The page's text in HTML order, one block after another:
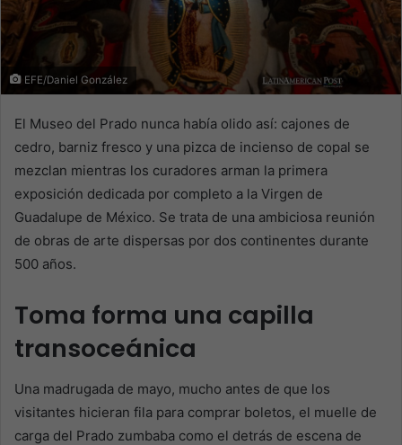
EFE/Daniel González
El Museo del Prado nunca había olido así: cajones de
cedro, barniz fresco y una pizca de incienso de copal se
mezclan mientras los curadores arman la primera
exposición dedicada por completo a la Virgen de
Guadalupe de México. Se trata de una ambiciosa reunión
de obras de arte dispersas por dos continentes durante
500 años.
Toma forma una capilla
transoceánica
Una madrugada de mayo, mucho antes de que los
visitantes hicieran fila para comprar boletos, el muelle de
carga del Prado zumbaba como el detrás de escena de